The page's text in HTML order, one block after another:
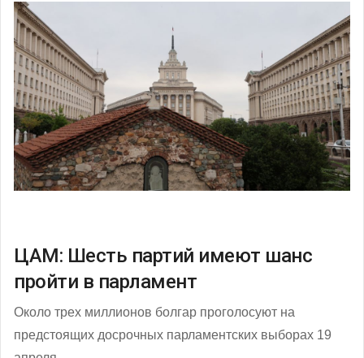
ЦAM: Шесть партий имеют шанс
пройти в парламент
Около трех миллионов болгар проголосуют на
предстоящих досрочных парламентских выборах 19